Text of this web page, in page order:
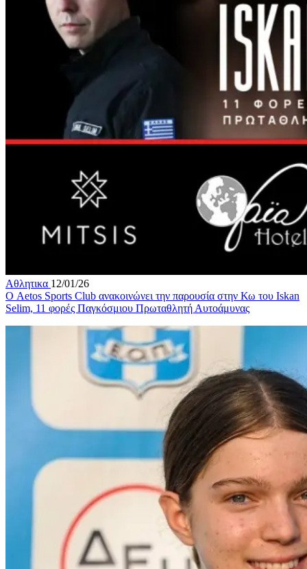
Αθλητικα 12/01/26
Ο Aetos Sports Club ανακοινώνει την παρουσία στην Κω του Iskan
Selim, 11 φορές Παγκόσμιου Πρωταθλητή Αυτοάμυνας